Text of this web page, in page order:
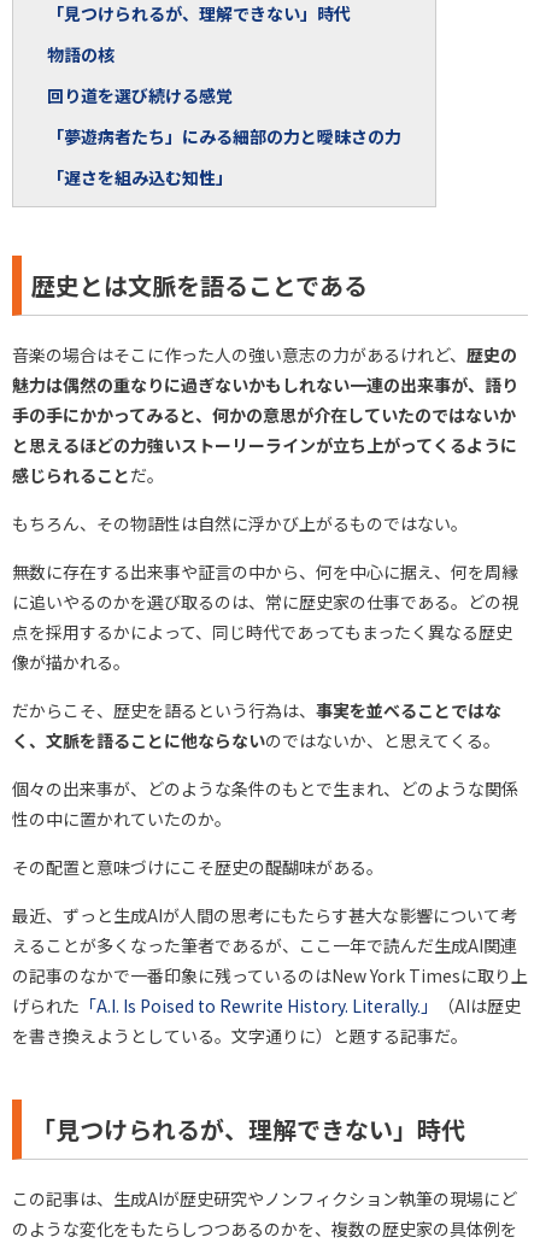
「見つけられるが、理解できない」時代
物語の核
回り道を選び続ける感覚
「夢遊病者たち」にみる細部の力と曖昧さの力
「遅さを組み込む知性」
歴史とは文脈を語ることである
音楽の場合はそこに作った人の強い意志の力があるけれど、 歴史の
魅力は偶然の重なりに過ぎないかもしれない一連の出来事が、語り
手の手にかかってみると、何かの意思が介在していたのではないか
と思えるほどの力強いストーリーラインが立ち上がってくるように
感じられることだ。
もちろん、その物語性は自然に浮かび上がるものではない。
無数に存在する出来事や証言の中から、何を中心に据え、何を周縁
に追いやるのかを選び取るのは、常に歴史家の仕事である。どの視
点を採用するかによって、同じ時代であってもまったく異なる歴史
像が描かれる。
だからこそ、歴史を語るという行為は、 事実を並べることではな
く、文脈を語ることに他ならないのではないか、と思えてくる。
個々の出来事が、どのような条件のもとで生まれ、どのような関係
性の中に置かれていたのか。
その配置と意味づけにこそ歴史の醍醐味がある。
最近、ずっと生成AIが人間の思考にもたらす甚大な影響について考
えることが多くなった筆者であるが、ここ一年で読んだ生成AI関連
の記事のなかで一番印象に残っているのはNew York Timesに取り上
げられた 「A.I. Is Poised to Rewrite History. Literally.」
（AIは歴史
を書き換えようとしている。文字通りに）と題する記事だ。
「見つけられるが、理解できない」時代
この記事は、生成AIが歴史研究やノンフィクション執筆の現場にど
のような変化をもたらしつつあるのかを、複数の歴史家の具体例を